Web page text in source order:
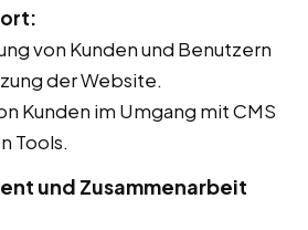
von Kunden und Benutzern
der Website.
Kunden im Umgang mit CMS
Tools.
und Zusammenarbeit